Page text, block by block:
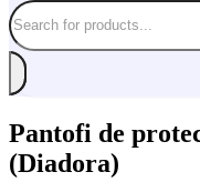
Pantofi de
(Diadora)